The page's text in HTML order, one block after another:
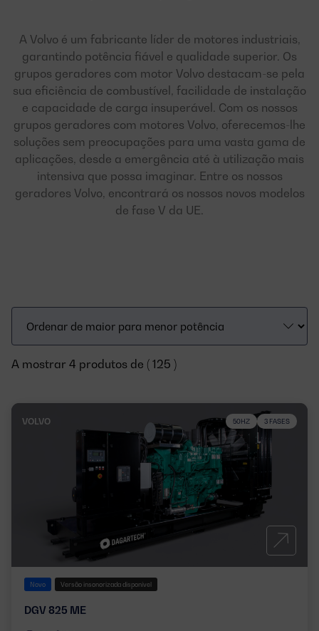
A Volvo é um fabricante líder de motores industriais,
garantindo potência fiável e qualidade superior. Os
grupos geradores com motor Volvo destacam-se pela
sua eficiência de combustível, facilidade de instalação
e capacidade de carga insuperável. Com os nossos
grupos geradores com motores Volvo, oferecemos-lhe
soluções sem preocupações para uma vasta gama de
aplicações, desde a emergência até à utilização mais
intensiva que possa imaginar. Entre os nossos
geradores Volvo, encontrará os nossos novos modelos
de fase V da UE.
A mostrar 4 produtos de ( 125 )
VOLVO 50HZ 3 FASES
Novo Versão insonorizada disponível
DGV 825 ME